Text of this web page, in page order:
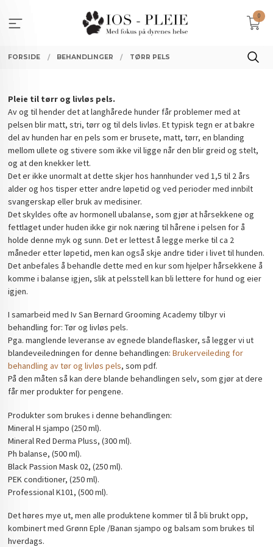
innholdet
0
FORSIDE BEHANDLINGER TØRR PELS
Pleie til tørr og livløs pels.
Av og til hender det at langhårede hunder får problemer med at
pelsen blir matt, stri, tørr og til dels livløs. Et typisk tegn er at bakre
del av hunden har en pels som er brusete, matt, tørr, en blanding
mellom ullete og stivere som ikke vil ligge når den blir greid og stelt,
og at den knekker lett.
Det er ikke unormalt at dette skjer hos hannhunder ved 1,5 til 2 års
alder og hos tisper etter andre løpetid og ved perioder med innbilt
svangerskap eller bruk av medisiner.
Det skyldes ofte av hormonell ubalanse, som gjør at hårsekkene og
fettlaget under huden ikke gir nok næring til hårene i pelsen for å
holde denne myk og sunn. Det er lettest å legge merke til ca 2
måneder etter løpetid, men kan også skje andre tider i livet til hunden.
Det anbefales å behandle dette med en kur som hjelper hårsekkene å
komme i balanse igjen, slik at pelsstell kan bli lettere for hund og eier
igjen.
I samarbeid med Iv San Bernard Grooming Academy tilbyr vi
behandling for: Tør og livløs pels.
Pga. manglende leveranse av egnede blandeflasker, så legger vi ut
blandeveiledningen for denne behandlingen:Brukerveileding for
behandling av tør og livløs pels, som pdf.
På den måten så kan dere blande behandlingen selv, som gjør at dere
får mer produkter for pengene.
Produkter som brukes i denne behandlingen:
Mineral H sjampo (250 ml).
Mineral Red Derma Pluss, (300 ml).
Ph balanse, (500 ml).
Black Passion Mask 02, (250 ml).
PEK conditioner, (250 ml).
Professional K101, (500 ml).
Det høres mye ut, men alle produktene kommer til å bli brukt opp,
kombinert med Grønn Eple /Banan sjampo og balsam som brukes til
hverdags.